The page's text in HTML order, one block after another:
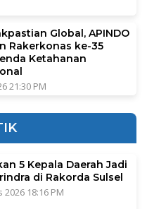
Global, APINDO
Rakerkonas ke-35
Ketahanan
21:30 PM
5 Kepala Daerah Jadi
di Rakorda Sulsel
18:16 PM